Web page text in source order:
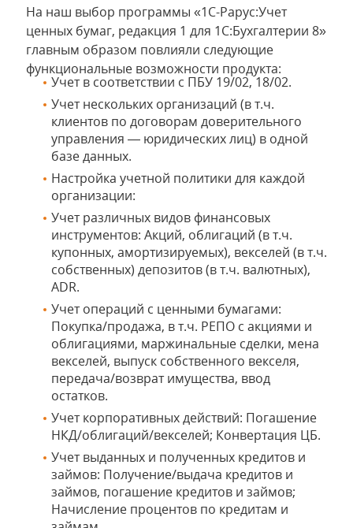
На наш выбор программы «1С-Рарус:Учет
ценных бумаг, редакция 1 для 1С:Бухгалтерии 8»
главным образом повлияли следующие
функциональные возможности продукта:
Учет в соответствии с ПБУ 19/02, 18/02.
Учет нескольких организаций (в т.ч.
клиентов по договорам доверительного
управления — юридических лиц) в одной
базе данных.
Настройка учетной политики для каждой
организации:
Учет различных видов финансовых
инструментов: Акций, облигаций (в т.ч.
купонных, амортизируемых), векселей (в т.ч.
собственных) депозитов (в т.ч. валютных),
ADR.
Учет операций с ценными бумагами:
Покупка/продажа, в т.ч. РЕПО с акциями и
облигациями, маржинальные сделки, мена
векселей, выпуск собственного векселя,
передача/возврат имущества, ввод
остатков.
Учет корпоративных действий: Погашение
НКД/облигаций/векселей; Конвертация ЦБ.
Учет выданных и полученных кредитов и
займов: Получение/выдача кредитов и
займов, погашение кредитов и займов;
Начисление процентов по кредитам и